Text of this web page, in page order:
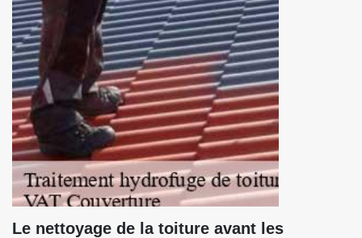
Le nettoyage de la toiture avant les